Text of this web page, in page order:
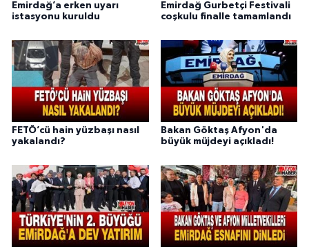
Emirdağ’a erken uyarı
istasyonu kuruldu
Emirdağ Gurbetçi Festivali
coşkulu finalle tamamlandı
FETÖ’cü hain yüzbaşı nasıl
yakalandı?
Bakan Göktaş Afyon'da
büyük müjdeyi açıkladı!